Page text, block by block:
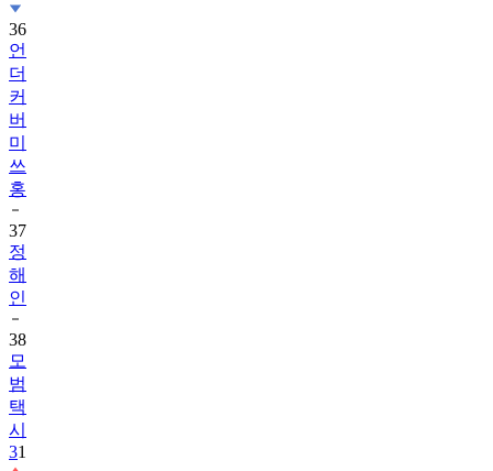
36
언
더
커
버
미
쓰
홍
37
정
해
인
38
모
범
택
시
31